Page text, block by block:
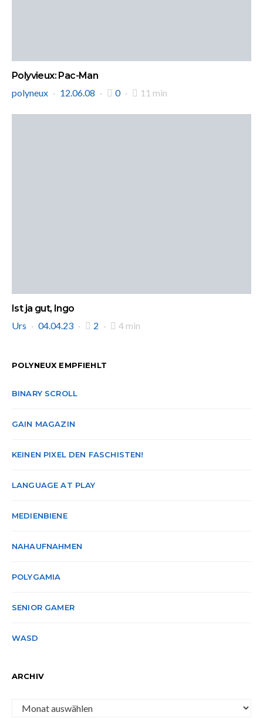
Polyvieux: Pac-Man
polyneux
12.06.08 0 11 min
Ist ja gut, Ingo
Urs
04.04.23 2 4 min
POLYNEUX EMPFIEHLT
BINARY SCROLL
GAIN MAGAZIN
KEINEN PIXEL DEN FASCHISTEN!
LANGUAGE AT PLAY
MEDIENBIENE
NAHAUFNAHMEN
POLYGAMIA
SENIOR GAMER
WASD
ARCHIV
Archiv